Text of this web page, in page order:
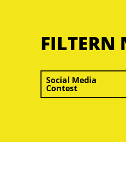
FILTERN
Social Media
Contest